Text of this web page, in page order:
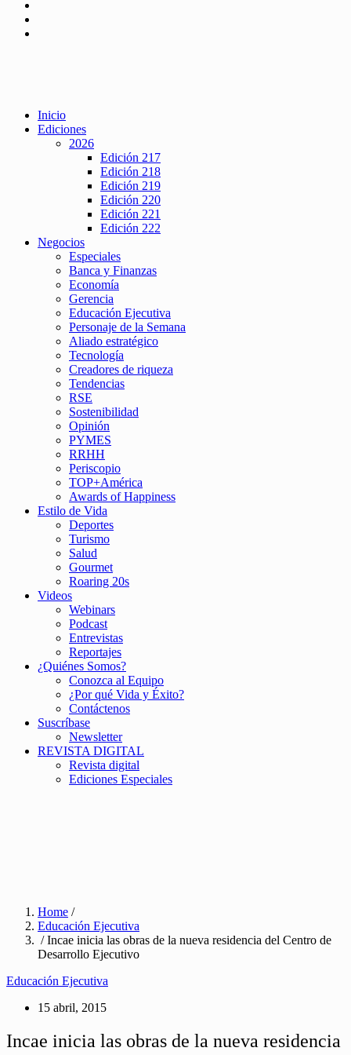
Inicio
Ediciones
2026
Edición 217
Edición 218
Edición 219
Edición 220
Edición 221
Edición 222
Negocios
Especiales
Banca y Finanzas
Economía
Gerencia
Educación Ejecutiva
Personaje de la Semana
Aliado estratégico
Tecnología
Creadores de riqueza
Tendencias
RSE
Sostenibilidad
Opinión
PYMES
RRHH
Periscopio
TOP+América
Awards of Happiness
Estilo de Vida
Deportes
Turismo
Salud
Gourmet
Roaring 20s
Videos
Webinars
Podcast
Entrevistas
Reportajes
¿Quiénes Somos?
Conozca al Equipo
¿Por qué Vida y Éxito?
Contáctenos
Suscríbase
Newsletter
REVISTA DIGITAL
Revista digital
Ediciones Especiales
Home /
Educación Ejecutiva
/ Incae inicia las obras de la nueva residencia del Centro de
Desarrollo Ejecutivo
Educación Ejecutiva
15 abril, 2015
Incae inicia las obras de la nueva residencia